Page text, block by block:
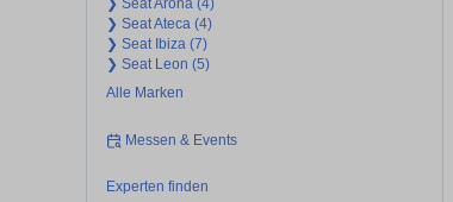
❯ Seat Arona (4)
❯ Seat Ateca (4)
❯ Seat Ibiza (7)
❯ Seat Leon (5)
Alle Marken
Messen & Events
Experten finden